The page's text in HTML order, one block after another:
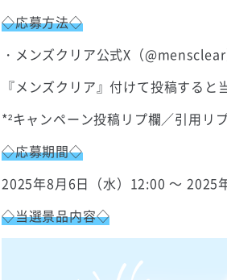
◇応募方法◇
・メンズクリア公式X（
『メンズクリア』付けて投稿すると
*²キャンペーン投稿リプ欄／引用リ
◇応募期間◇
2025年8月6日（水）12:00 ～ 2025
◇当選景品内容◇